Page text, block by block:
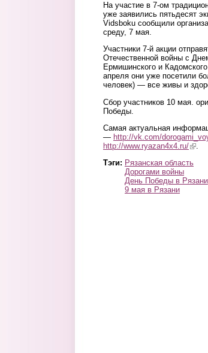
На участие в 7-ом
уже заявились пятьдесят
Vidsboku сообщили
среду, 7 мая.
Участники 7-й акции
Отечественной войны с
Ермишинского и
апреля они уже посетили
человек) — все живы и
Сбор участников 10 мая.
Победы.
Самая актуальная
— http://vk.com/
http://www.ryazan4x4.ru/(link
Тэги: Рязанская область
Дорогами войны
День Победы в Рязани
9 мая в Рязани